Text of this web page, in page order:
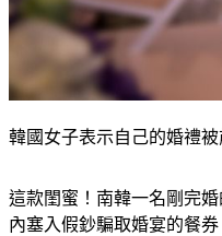
韓國女子表示自己的婚禮被
這款閨蜜！南韓一名剛完
內塞入假鈔騙取婚宴的餐